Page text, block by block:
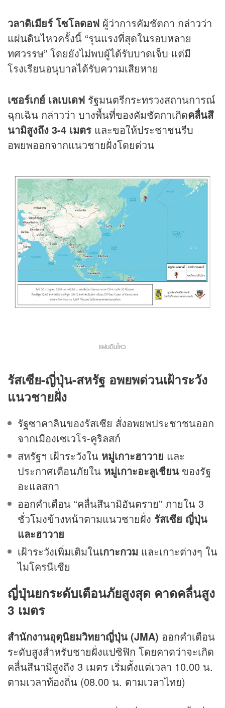
วลาดิเมียร์ โซโลดอฟ ผู้ว่าการคัมชัตกา กล่าวว่า
แผ่นดินไหวครั้งนี้ “รุนแรงที่สุดในรอบหลาย
ทศวรรษ” โดยยังไม่พบผู้ได้รับบาดเจ็บ แต่มี
โรงเรียนอนุบาลได้รับความเสียหาย
เซอร์เกย์ เลเบเดฟ รัฐมนตรีกระทรวงสถานการณ์
ฉุกเฉิน กล่าวว่า บางพื้นที่ของคัมชัตกาเกิดคลื่นสึ
นามิสูงถึง 3-4 เมตร และขอให้ประชาชนรีบ
อพยพออกจากแนวชายฝั่งโดยด่วน
แผ่นดินไหว
รัสเซีย-ญี่ปุ่น-สหรัฐ อพยพด่วนเฝ้าระวัง
แนวชายฝั่ง
รัฐซาคาลินของรัสเซีย สั่งอพยพประชาชนออก
จากเมืองเซเวโร-คูริลสก์
สหรัฐฯ เฝ้าระวังใน หมู่เกาะฮาวาย และ
ประกาศเตือนภัยใน หมู่เกาะอะลูเชียน ของรัฐ
อะแลสกา
ออกคำเตือน “คลื่นสึนามิอันตราย” ภายใน 3
ชั่วโมงข้างหน้าตามแนวชายฝั่ง รัสเซีย ญี่ปุ่น
และฮาวาย
เฝ้าระวังเพิ่มเติมในเกาะกวม และเกาะต่างๆ ใน
ไมโครนีเซีย
ญี่ปุ่นยกระดับเตือนภัยสูงสุด คาดคลื่นสูง
3 เมตร
สำนักงานอุตุนิยมวิทยาญี่ปุ่น (JMA) ออกคำเตือน
ระดับสูงสำหรับชายฝั่งแปซิฟิก โดยคาดว่าจะเกิด
คลื่นสึนามิสูงถึง 3 เมตร เริ่มตั้งแต่เวลา 10.00 น.
ตามเวลาท้องถิ่น (08.00 น. ตามเวลาไทย)